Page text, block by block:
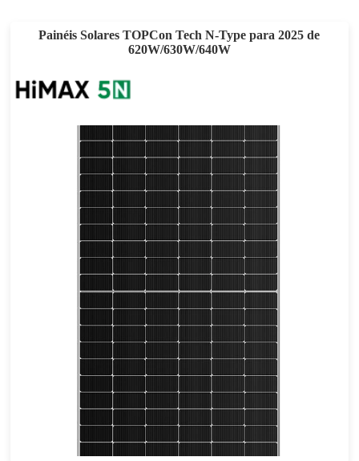
Painéis Solares TOPCon Tech N-Type para 2025 de
620W/630W/640W
610-640W
Esforço máximo: 22.90%
Garantia de energia de 30 anos